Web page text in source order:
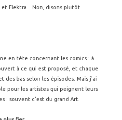
Elektra... Non, disons plutôt
en tête concernant les comics : à
à ce qui est proposé, et chaque
des bas selon les épisodes. Mais j'ai
pour les artistes qui peignent leurs
: souvent c'est du grand Art.